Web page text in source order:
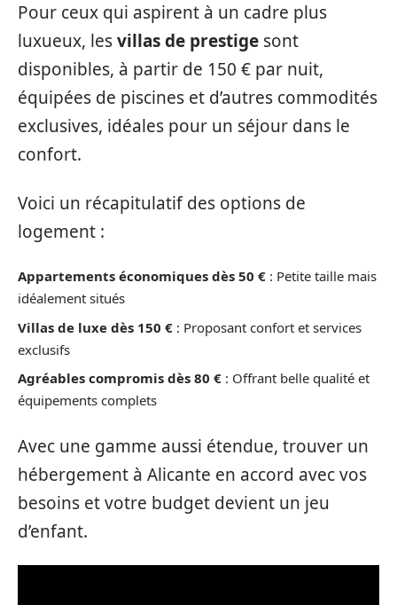
Pour ceux qui aspirent à un cadre plus
luxueux, lesvillas de prestige sont
disponibles, à partir de 150 € par nuit,
équipées de piscines et d’autres commodités
exclusives, idéales pour un séjour dans le
confort.
Voici un récapitulatif des options de
logement :
Appartements économiques dès 50 € : Petite taille mais
idéalement situés
Villas de luxe dès 150 € : Proposant confort et services
exclusifs
Agréables compromis dès 80 € : Offrant belle qualité et
équipements complets
Avec une gamme aussi étendue, trouver un
hébergement à Alicante en accord avec vos
besoins et votre budget devient un jeu
d’enfant.